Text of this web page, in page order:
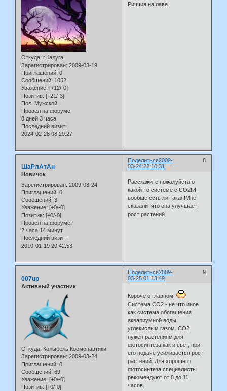
Откуда: г.Калуга
Зарегистрирован: 2009-03-19
Приглашений: 0
Сообщений: 1052
Уважение: [+12/-0]
Позитив: [+21/-3]
Пол: Мужской
Провел на форуме:
8 дней 3 часа
Последний визит:
2024-02-28 08:29:27
Риччия на лаве.
Поделиться 8
2009-
03-24 22:10:31
ШаРлАтАн
Новичок
Зарегистрирован: 2009-03-24
Приглашений: 0
Сообщений: 3
Уважение: [+0/-0]
Позитив: [+0/-0]
Провел на форуме:
2 часа 14 минут
Последний визит:
2010-01-19 20:42:53
Расскажите пожалуйста о
какой-то системе с СO2!И
вообще есть ли такая!Мне
сказали ,что она улучшает
рост растений.
Поделиться 9
2009-
03-25 01:13:49
007up
Активный участник
Откуда: Колыбель Космонавтики
Зарегистрирован: 2009-03-24
Приглашений: 0
Сообщений: 69
Уважение: [+0/-0]
Позитив: [+0/-0]
Короче о главном:
Система СО2 - не что иное
как система обогащения
аквариумной воды
углекислым газом. СО2
нужен растениям для
фотосинтеза как и свет, при
его подаче усиливается рост
растений. Для хорошего
фотосинтеза специалисты
рекомендуют от 8 до 11
часов.